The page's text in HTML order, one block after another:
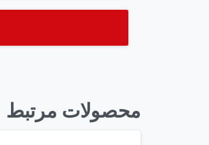
محصولات مرتبط